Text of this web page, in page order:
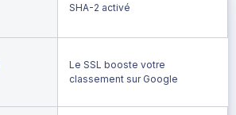
SHA-2 activé
Le SSL booste votre
classement sur Google